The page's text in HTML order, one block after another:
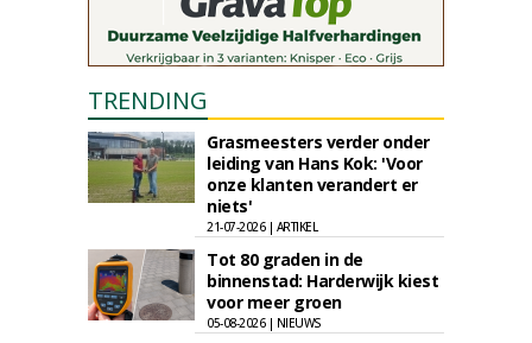
TRENDING
Grasmeesters verder onder
leiding van Hans Kok: 'Voor
onze klanten verandert er
niets'
21-07-2026 | ARTIKEL
Tot 80 graden in de
binnenstad: Harderwijk kiest
voor meer groen
05-08-2026 | NIEUWS